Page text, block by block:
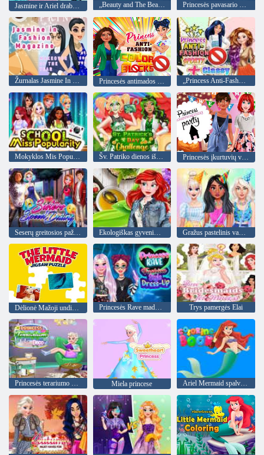
„Beauty and The Beat 2“ naujas hitas Princesės pavasario progos
Žurnalas Jasmine In Fashion Princesės antimados spalvos blokai „Princess Anti-Fashy Sporty“ + madingas
Šv. Patriko dienos iššūkis Princesės įkurtuvių vakarėlis
Ekologiškas gyvenimo būdas princesėms
Dėlionė Mažoji undinėlė Princesės Rave mados stiliaus suknelė Trys pamergės Elai
Princesės terariumo gyvenimo deko Miela princese Ariel Mermaid spalvinimo knygelė